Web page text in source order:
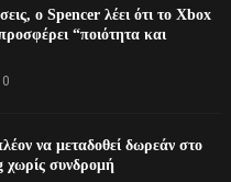
ο Spencer λέει ότι το Xbox
“ποιότητα και
0
να μεταδοθεί δωρεάν στο
συνδρομή